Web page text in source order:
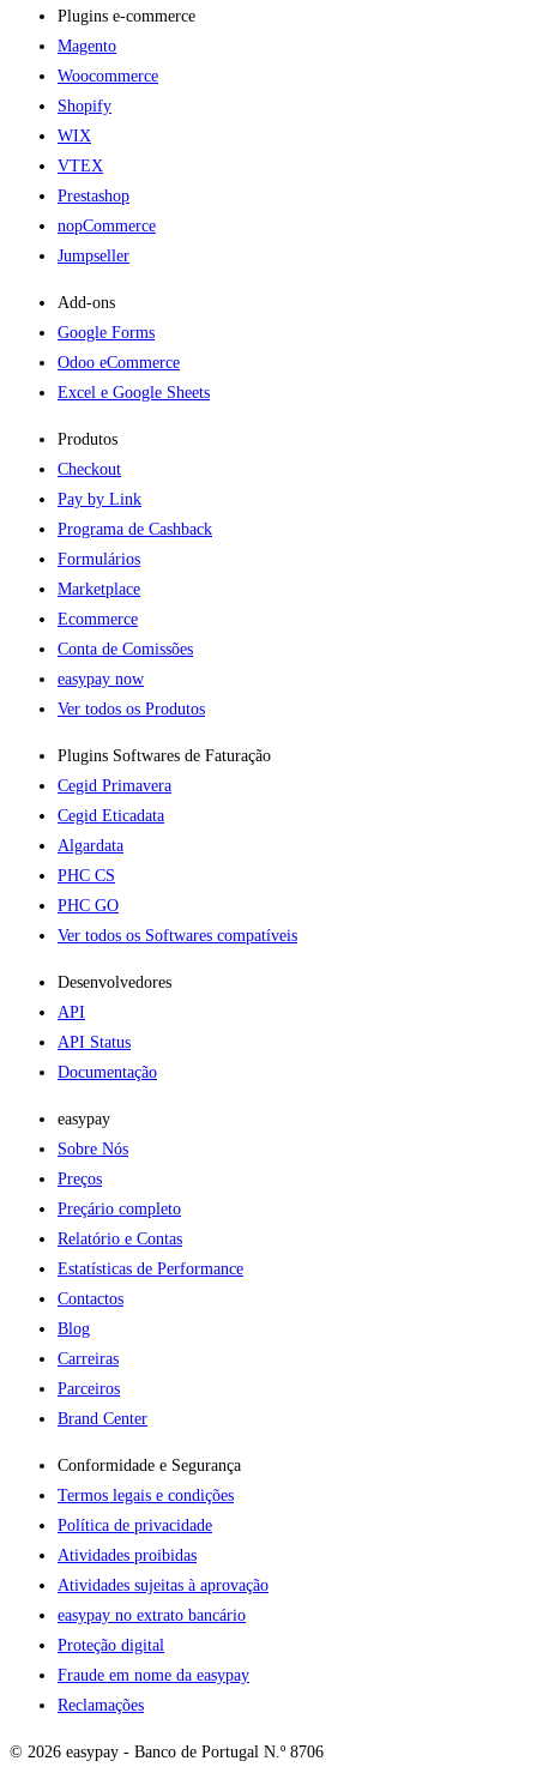
Plugins e-commerce​
Magento
Woocommerce
Shopify
WIX
VTEX
Prestashop
nopCommerce
Jumpseller
Add-ons​
Google Forms
Odoo eCommerce
Excel e Google Sheets
Produtos
Checkout
Pay by Link
Programa de Cashback
Formulários
Marketplace
Ecommerce
Conta de Comissões
easypay now
Ver todos os Produtos
Plugins Softwares de Faturação​
Cegid Primavera
Cegid Eticadata
Algardata
PHC CS
PHC GO
Ver todos os Softwares compatíveis
Desenvolvedores
API
API Status
Documentação
easypay
Sobre Nós
Preços
Preçário completo
Relatório e Contas
Estatísticas de Performance
Contactos
Blog
Carreiras
Parceiros
Brand Center
Conformidade e Segurança
Termos legais e condições
Política de privacidade
Atividades proibidas
Atividades sujeitas à aprovação
easypay no extrato bancário
Proteção digital
Fraude em nome da easypay
Reclamações
© 2026 easypay - Banco de Portugal N.º 8706